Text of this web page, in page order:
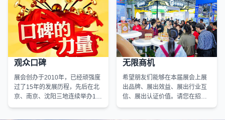
会相加，真正实现展、代、销、
播、宣五位一体的现代会展强大
服务体系。
供最优质的服务，此项同样作为
增值服务供大家选用。
观众口碑
展会创办于2010年，已经顽强度
过了15年的发展历程，先后在北
京、南京、沈阳三地连续举办16
届盛会（第十三届展会分南京、
无限商机
希望朋友们能够在本届展会上展
出品牌、展出效益、展出行业互
信、展出认证价值。请您在招商
经理的指导下，选出让您满意的